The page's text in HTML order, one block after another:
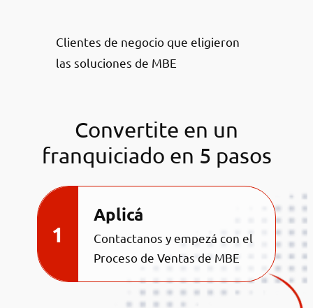
Clientes de negocio que eligieron
las soluciones de MBE
Convertite en un
franquiciado en 5 pasos
Aplicá
Contactanos y empezá con el
Proceso de Ventas de MBE